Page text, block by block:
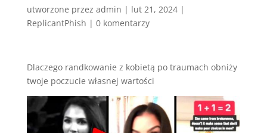
utworzone przez admin | lut 21, 2024|
ReplicantPhish | 0 komentarzy
Dlaczego randkowanie z kobietą po traumach obniży
twoje poczucie własnej wartości